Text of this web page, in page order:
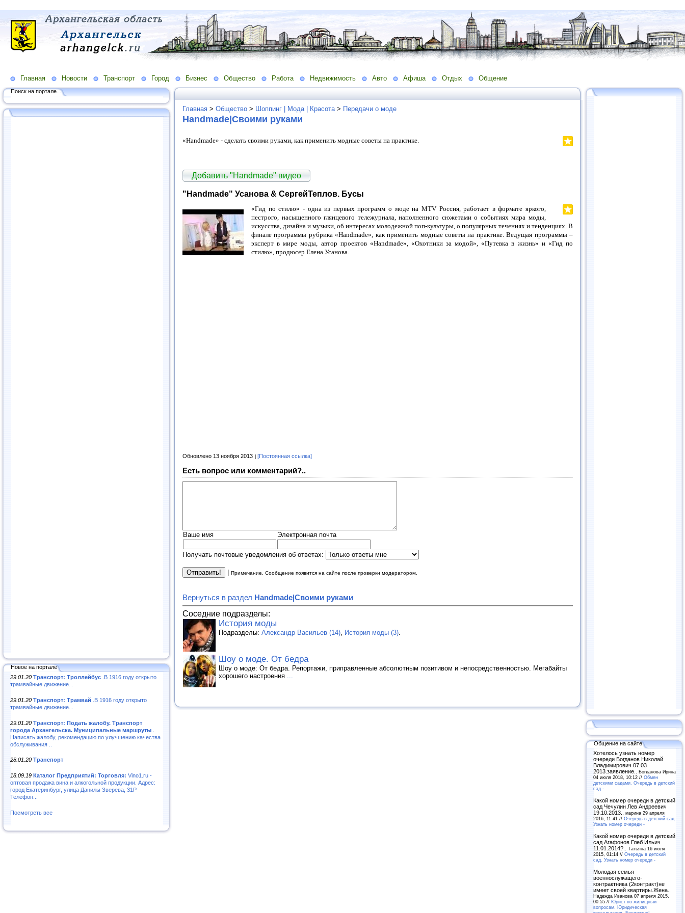
Главная Новости Транспорт Город Бизнес Общество Работа Недвижимость Авто Афиша Отдых Общение
Поиск на портале...
Новое на портале
29.01.20 Транспорт: Троллейбус .В 1916 году открыто
трамвайные движение...
29.01.20 Транспорт: Трамвай .В 1916 году открыто
трамвайные движение...
29.01.20 Транспорт: Подать жалобу. Транспорт
города Архангельска. Муниципальные маршруты
Написать жалобу, рекомендацию по улучшению качества
обслуживания ..
28.01.20 Транспорт
18.09.19 Каталог Предприятий: Торговля: Vino1.ru -
оптовая продажа вина и алкогольной продукции. Адрес:
город Екатеринбург, улица Данилы Зверева, 31Р
Телефон:..
Посмотреть все
Главная > Общество > Шоппинг | Мода | Красота > Передачи о моде
Handmade|Своими руками
«Handmade» - сделать своими руками, как применить модные советы на практике.
Добавить "Handmade" видео
"Handmade" Усанова & СергейТеплов. Бусы
«Гид по стилю» - одна из первых программ о моде на MTV Россия, работает в формате яркого,
пестрого, насыщенного глянцевого тележурнала, наполненного сюжетами о событиях мира моды,
искусства, дизайна и музыки, об интересах молодежной поп-культуры, о популярных течениях и тенденциях. В
финале программы рубрика «Handmade», как применить модные советы на практике. Ведущая программы –
эксперт в мире моды, автор проектов «Handmade», «Охотники за модой», «Путевка в жизнь» и «Гид по
стилю», продюсер Елена Усанова.
Обновлено 13 ноября 2013 [Постоянная ссылка]
Есть вопрос или комментарий?..
Ваше имя Электронная почта
Получать почтовые уведомления об ответах:
Примечание. Сообщение появится на сайте после проверки модератором.
Вернуться в раздел Handmade|Своими руками
Соседние подразделы:
История моды
Подразделы: Александр Васильев (14), История моды (3).
Шоу о моде. От бедра
Шоу о моде: От бедра. Репортажи, приправленные абсолютным позитивом и непосредственностью. Мегабайты
хорошего настроения ...
Общение на сайте
Хотелось узнать номер
очереди Богданов Николай
Владимирович 07.03
2013.заявление.. Богданова Ирина
04 июля 2018, 10:12 // Обмен
детскими садами. Очередь в детский
сад -
Какой номер очереди в детский
сад Чечулин Лев Андреевич
19.10.2013.. марина 29 апреля
2016, 11:41 // Очередь в детский сад.
Узнать номер очереди -
Какой номер очереди в детский
сад Агафонов Глеб Ильич
11.01.2014?.. Татьяна 16 июля
2015, 01:14 // Очередь в детский
сад. Узнать номер очереди -
Молодая семья
военнослужащего-
контрактника (2контракт)не
имеет своей квартиры.Жена..
Надежда Иванова 07 апреля 2015,
00:55 // Юрист по жилищным
вопросам. Юридическая